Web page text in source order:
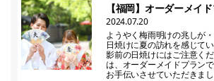
【福岡】オーダーメイ
2024.07.20
ようやく梅雨明けの兆しが
日焼けに夏の訪れを感じて
影前の日焼けにはご注意く
は、オーダーメイドプラン
お手伝いさせていただきま